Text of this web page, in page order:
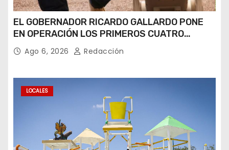
EL GOBERNADOR RICARDO GALLARDO PONE
EN OPERACIÓN LOS PRIMEROS CUATRO
PERROS ROBOT
Ago 6, 2026 Redacción
LOCALES